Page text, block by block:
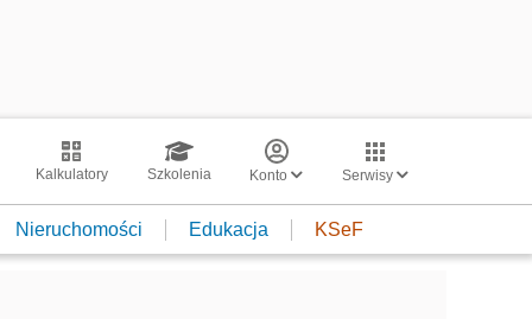
Kalkulatory Szkolenia Konto Serwisy
Nieruchomości Edukacja KSeF